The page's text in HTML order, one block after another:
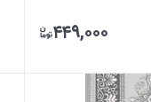
۴۴۹,۰۰۰